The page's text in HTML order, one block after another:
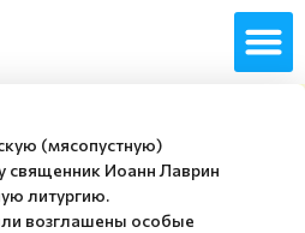
(мясопустную)
священник Иоанн Лаврин
литургию.
возглашены особые